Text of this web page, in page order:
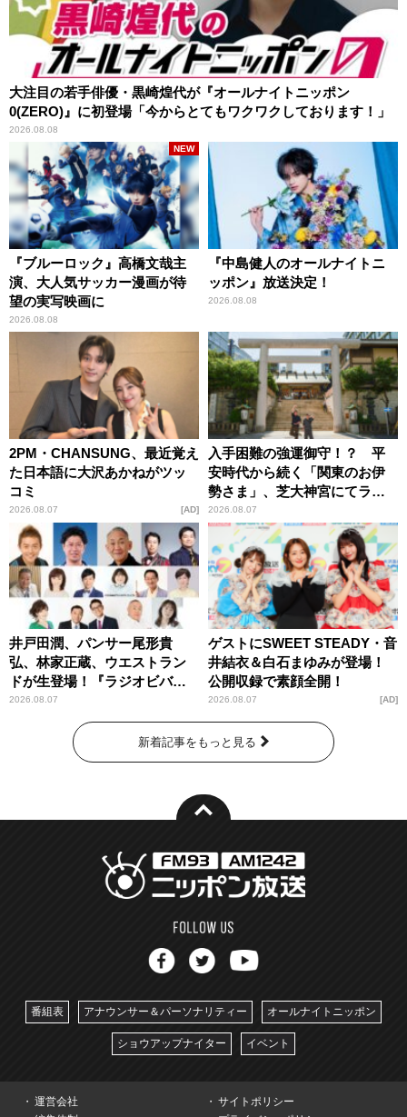
大注目の若手俳優・黒崎煌代が『オールナイトニッポン
0(ZERO)』に初登場「今からとてもワクワクしております！」
2026.08.08
『ブルーロック』高橋文哉主
演、大人気サッカー漫画が待
望の実写映画に
2026.08.08
NEW
『中島健人のオールナイトニ
ッポン』放送決定！
2026.08.08
2PM・CHANSUNG、最近覚え
た日本語に大沢あかねがツッ
コミ
2026.08.07 AD
入手困難の強運御守！？ 平
安時代から続く「関東のお伊
勢さま」、芝大神宮にてラン
パンプスが合格祈願！
2026.08.07
井戸田潤、パンサー尾形貴
弘、林家正蔵、ウエストラン
ドが生登場！『ラジオビバリ
ー昼ズ』
2026.08.07
ゲストにSWEET STEADY・音
井結衣＆白石まゆみが登場！
公開収録で素顔全開！
2026.08.07 AD
新着記事をもっと見る
番組表 アナウンサー＆パーソナリティー オールナイトニッポン
ショウアップナイター イベント
運営会社
サイトポリシー